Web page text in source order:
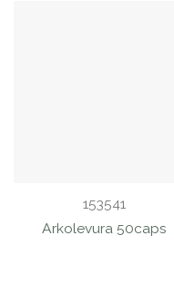
153541
Arkolevura 50caps